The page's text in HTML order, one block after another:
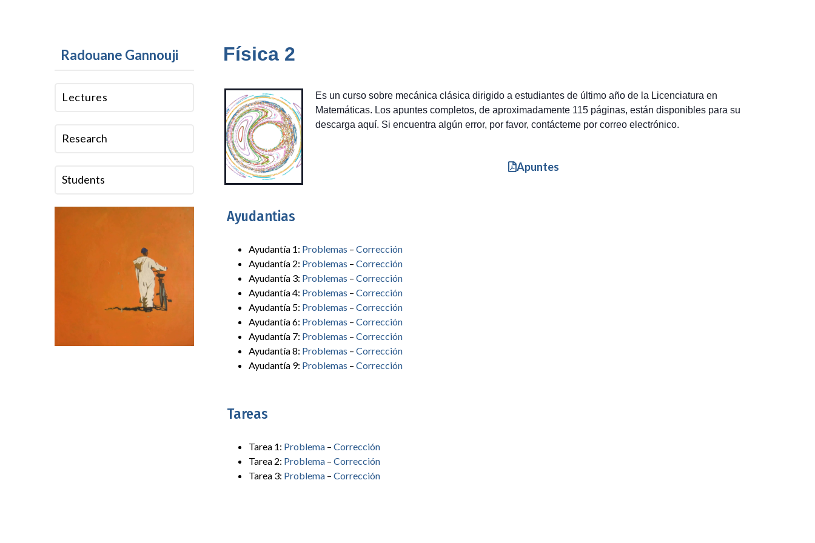
Radouane Gannouji
Lectures
Research
Students
Física 2
Es un curso sobre mecánica clásica dirigido a estudiantes de último año de la Licenciatura en
Matemáticas. Los apuntes completos, de aproximadamente 115 páginas, están disponibles para su
descarga aquí. Si encuentra algún error, por favor, contácteme por correo electrónico.
Apuntes
Ayudantias
Ayudantía 1: Problemas – Corrección
Ayudantía 2: Problemas – Corrección
Ayudantía 3: Problemas – Corrección
Ayudantía 4: Problemas – Corrección
Ayudantía 5: Problemas – Corrección
Ayudantía 6: Problemas – Corrección
Ayudantía 7: Problemas – Corrección
Ayudantía 8: Problemas – Corrección
Ayudantía 9: Problemas – Corrección
Tareas
Tarea 1: Problema – Corrección
Tarea 2: Problema – Corrección
Tarea 3: Problema – Corrección